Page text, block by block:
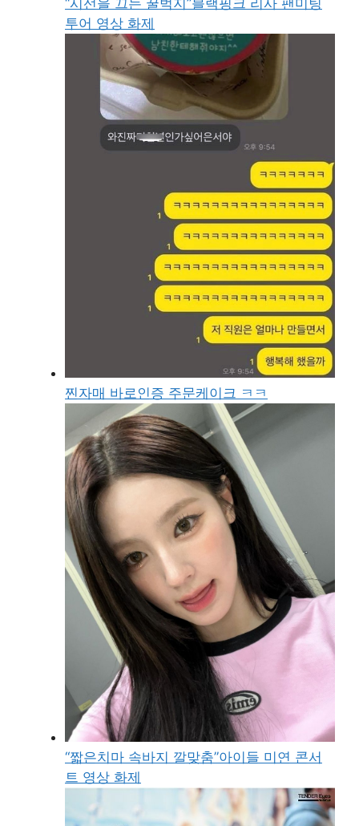
투어 영상 화제
찐자매 바로인증 주문케이크 ㅋㅋ
“짧은치마 속바지 깔맞춤”아이들 미연 콘서
트 영상 화제